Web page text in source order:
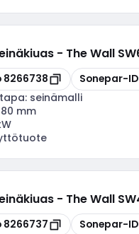
- The Wall
8266738 Kopioi
Sonepar-ID
seinämalli
mm
- The Wall
8266737 Kopioi
Sonepar-ID